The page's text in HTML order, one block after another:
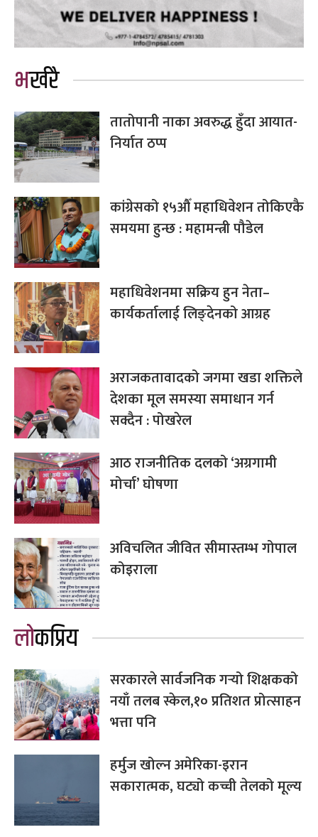
भर्खरै
तातोपानी नाका अवरुद्ध हुँदा आयात-
निर्यात ठप्प
कांग्रेसको १५औँ महाधिवेशन तोकिएकै
समयमा हुन्छ : महामन्त्री पौडेल
महाधिवेशनमा सक्रिय हुन नेता–
कार्यकर्तालाई लिङ्देनको आग्रह
अराजकतावादको जगमा खडा शक्तिले
देशका मूल समस्या समाधान गर्न
सक्दैन : पोखरेल
आठ राजनीतिक दलको ‘अग्रगामी
मोर्चा’ घोषणा
अविचलित जीवित सीमास्तम्भ गोपाल
कोइराला
लोकप्रिय
सरकारले सार्वजनिक गर्‍यो शिक्षकको
नयाँ तलब स्केल,१० प्रतिशत प्रोत्साहन
भत्ता पनि
हर्मुज खोल्न अमेरिका-इरान
सकारात्मक, घट्यो कच्ची तेलको मूल्य